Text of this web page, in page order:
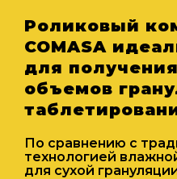
Роликовый
COMASA
для
объемов
По сравнению с
технологией
для сухой